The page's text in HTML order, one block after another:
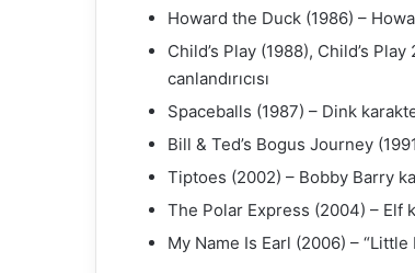
Howard the Duck (1986) –
Child’s Play (1988), Child’s
canlandırıcısı
Spaceballs (1987) – Dink
Bill & Ted’s Bogus Journey
Tiptoes (2002) – Bobby Barry
The Polar Express (2004) – Elf
My Name Is Earl (2006) – “Little